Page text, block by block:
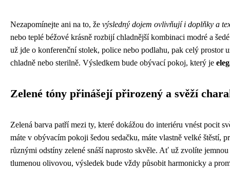
Nezapomínejte ani na to, že výsledný dojem ovlivňují i doplňky a
nebo teplé béžové krásně rozbijí chladnější kombinaci modré a
už jde o konferenční stolek, police nebo podlahu, pak celý prostor
chladně nebo sterilně. Výsledkem bude obývací pokoj, který je
Zelené tóny přinášejí přirozený a svěží
Zelená barva patří mezi ty, které dokážou do interiéru vnést pocit
máte v obývacím pokoji šedou sedačku, máte vlastně velké štěstí,
různými odstíny zelené snáší naprosto skvěle. Ať už zvolíte
tlumenou olivovou, výsledek bude vždy působit harmonicky a